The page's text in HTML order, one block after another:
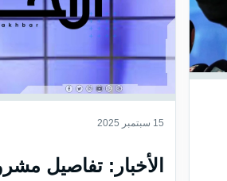
15 سبتمبر 2025
الأخبار: تفاصيل